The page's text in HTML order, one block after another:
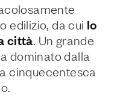
edilizio, da cui lo
città . Un grande
dominato dalla
cinquecentesca